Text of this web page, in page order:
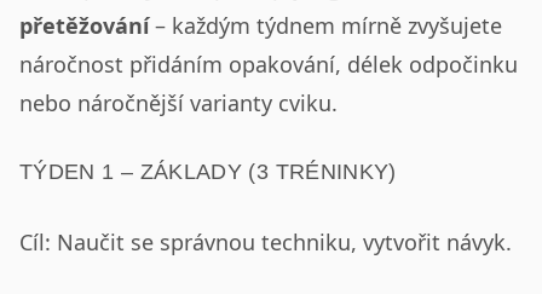
přetěžování– každým týdnem mírně zvyšujete
náročnost přidáním opakování, délek odpočinku
nebo náročnější varianty cviku.
TÝDEN 1 – ZÁKLADY (3 TRÉNINKY)
Cíl: Naučit se správnou techniku, vytvořit návyk.